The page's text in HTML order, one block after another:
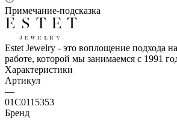
Примечание-подсказка
Estet Jewelry - это воплощение подхода
работе, которой мы занимаемся с 1991
Характеристики
Артикул
—
01С0115353
Бренд